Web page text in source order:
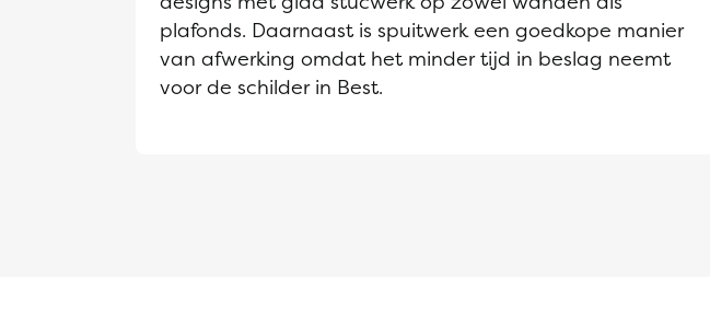
plafonds. Daarnaast is spuitwerk een goedkope manier
van afwerking omdat het minder tijd in beslag neemt
voor de schilder in Best.